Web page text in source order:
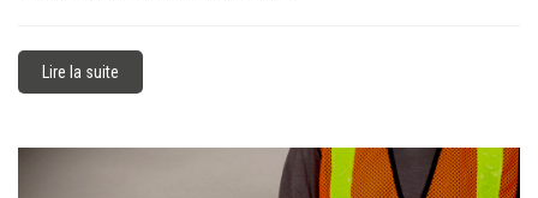
Lire la suite